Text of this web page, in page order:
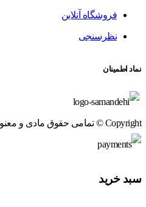
فروشگاه آنلاین
نظرسنجی
نماد اطمینان
Copyright © تمامی حقوق مادی و معنوی وب سایت محفوظ می باشد
سبد خرید